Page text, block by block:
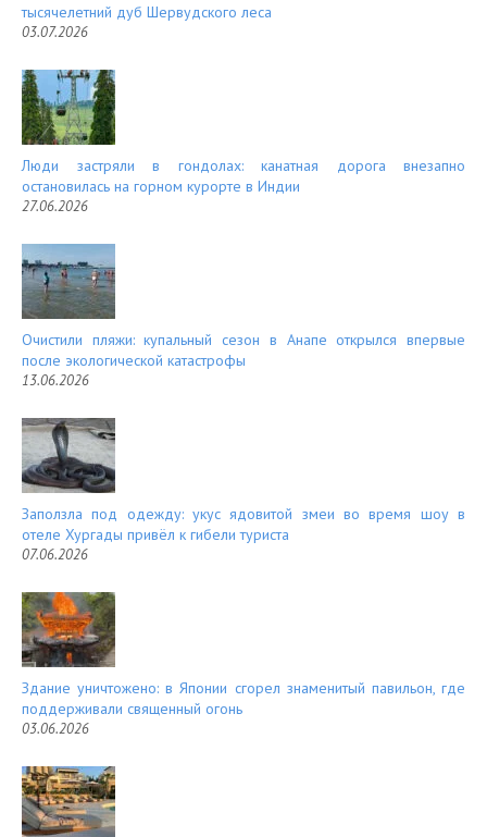
тысячелетний дуб Шервудского леса
03.07.2026
Люди застряли в гондолах: канатная дорога внезапно
остановилась на горном курорте в Индии
27.06.2026
Очистили пляжи: купальный сезон в Анапе открылся впервые
после экологической катастрофы
13.06.2026
Заползла под одежду: укус ядовитой змеи во время шоу в
отеле Хургады привёл к гибели туриста
07.06.2026
Здание уничтожено: в Японии сгорел знаменитый павильон, где
поддерживали священный огонь
03.06.2026